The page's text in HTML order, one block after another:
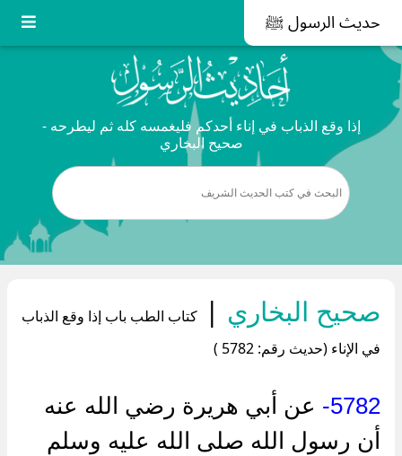
حديث الرسول ﷺ
إذا وقع الذباب في إناء أحدكم فليغمسه كله ثم ليطرحه -
صحيح البخاري
صحيح البخاري |
كتاب الطب باب إذا وقع الذباب
في الإناء (حديث رقم: 5782 )
5782-
عن ‌أبي هريرة رضي الله عنه
أن رسول الله صلى الله عليه وسلم